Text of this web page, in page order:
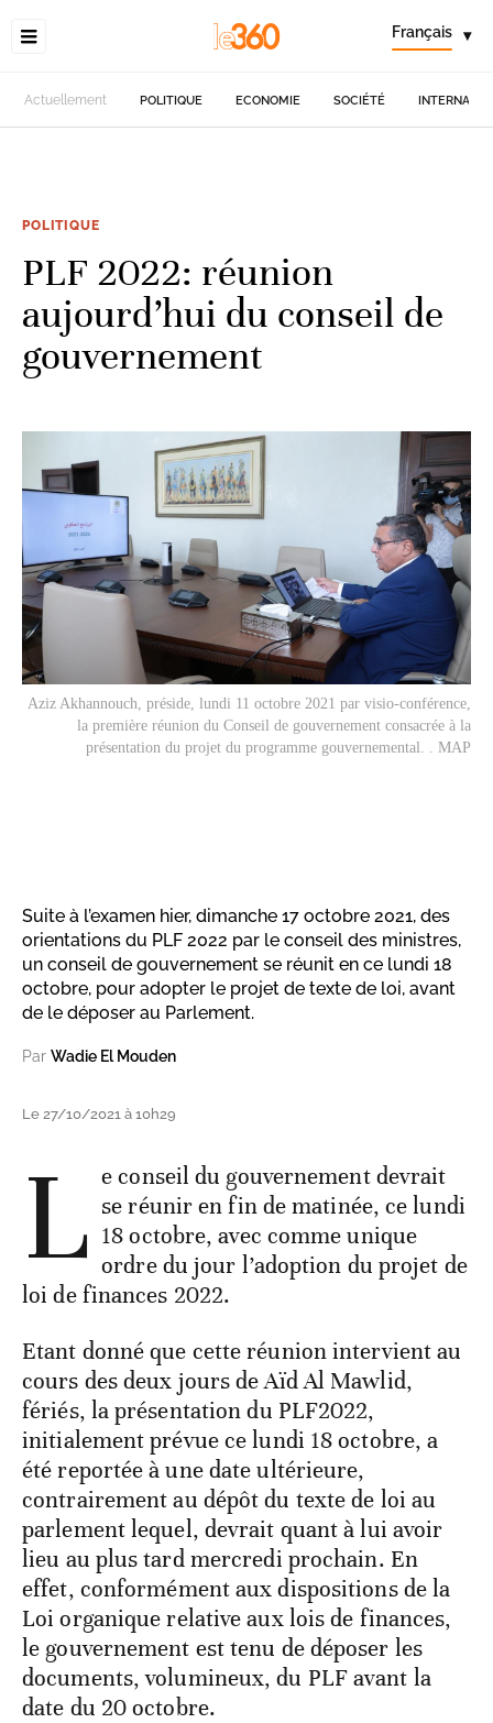
Français ▾
Actuellement POLITIQUE ECONOMIE SOCIÉTÉ
POLITIQUE
PLF 2022: réunion
aujourd’hui du conseil de
gouvernement
Aziz Akhannouch, préside, lundi 11 octobre 2021 par visio-conférence,
la première réunion du Conseil de gouvernement consacrée à la
présentation du projet du programme gouvernemental. . MAP
Suite à l’examen hier, dimanche 17 octobre 2021, des
orientations du PLF 2022 par le conseil des ministres,
un conseil de gouvernement se réunit en ce lundi 18
octobre, pour adopter le projet de texte de loi, avant
de le déposer au Parlement.
Par Wadie El Mouden
Le 27/10/2021 à 10h29
L e conseil du gouvernement devrait
se réunir en fin de matinée, ce lundi
18 octobre, avec comme unique
ordre du jour l’adoption du projet de
loi de finances 2022.
Etant donné que cette réunion intervient au
cours des deux jours de Aïd Al Mawlid,
fériés, la présentation du PLF2022,
initialement prévue ce lundi 18 octobre, a
été reportée à une date ultérieure,
contrairement au dépôt du texte de loi au
parlement lequel, devrait quant à lui avoir
lieu au plus tard mercredi prochain. En
effet, conformément aux dispositions de la
Loi organique relative aux lois de finances,
le gouvernement est tenu de déposer les
documents, volumineux, du PLF avant la
date du 20 octobre.